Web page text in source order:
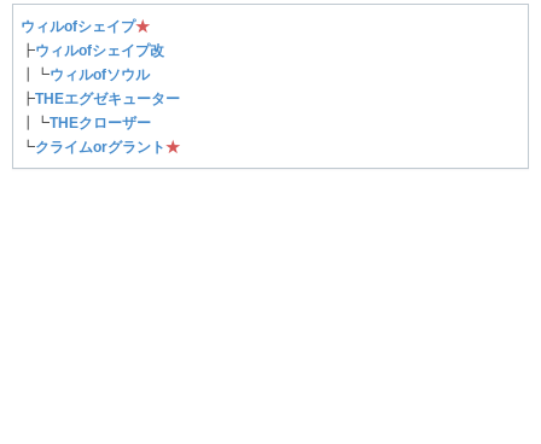
ウィルofシェイプ★
┣ウィルofシェイプ改
┃┗ウィルofソウル
┣THEエグゼキューター
┃┗THEクローザー
┗クライムorグラント★